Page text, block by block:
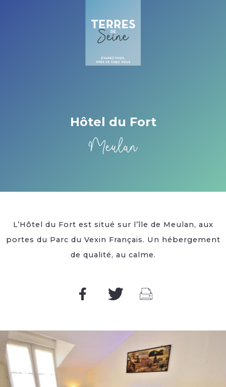
Hôtel du Fort
Meulan
L’Hôtel du Fort est situé sur l’île de Meulan, aux
portes du Parc du Vexin Français. Un hébergement
de qualité, au calme.